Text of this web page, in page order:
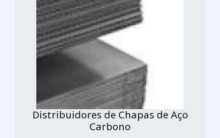
Distribuidores de Chapas de Aço
Carbono